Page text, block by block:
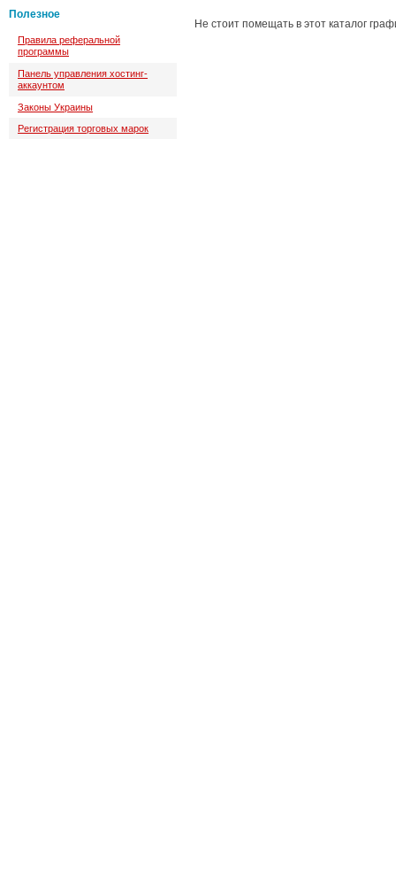
Не стоит помещать в этот каталог
Полезное
Правила реферальной
программы
Панель управления хостинг-
аккаунтом
Законы Украины
Регистрация торговых марок